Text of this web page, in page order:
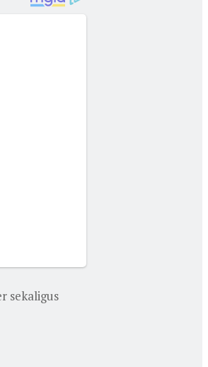
sekaligus